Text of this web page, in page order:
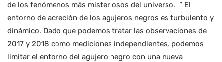
de los fenómenos más misteriosos del universo. “ El
entorno de acreción de los agujeros negros es turbulento y
dinámico. Dado que podemos tratar las observaciones de
2017 y 2018 como mediciones independientes, podemos
limitar el entorno del agujero negro con una nueva